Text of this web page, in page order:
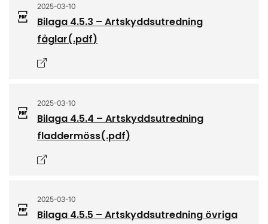
2025-03-10
Bilaga 4.5.3 – Artskyddsutredning
fåglar(.pdf)
2025-03-10
Bilaga 4.5.4 – Artskyddsutredning
fladdermöss(.pdf)
2025-03-10
Bilaga 4.5.5 – Artskyddsutredning övriga